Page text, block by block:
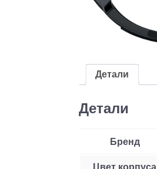
Детали
Детали
Бренд
Цвет корпуса